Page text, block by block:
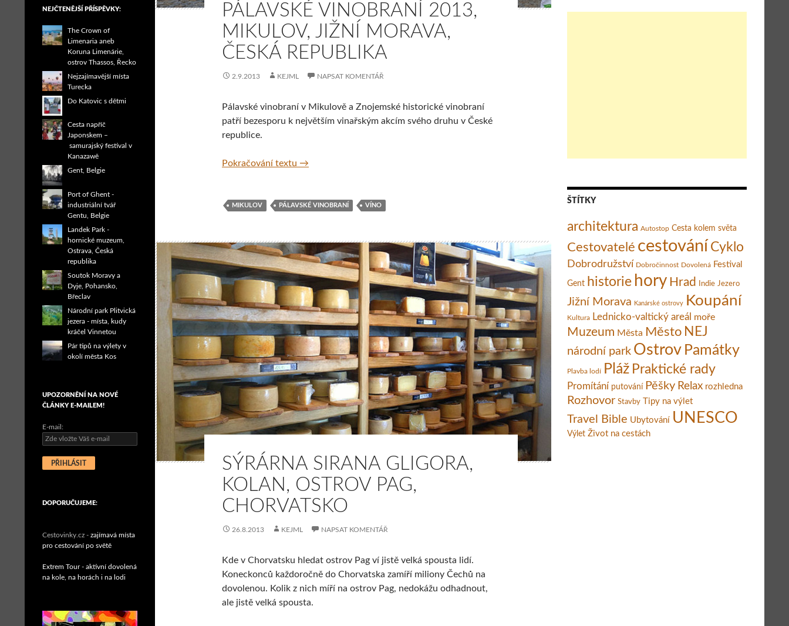
PÁLAVSKÉ VINOBRANÍ 2013,
MIKULOV, JIŽNÍ MORAVA,
ČESKÁ REPUBLIKA
2.9.2013 KEJML NAPSAT KOMENTÁŘ
Pálavské vinobraní v Mikulově a Znojemské historické vinobraní
patří bezesporu k největším vinařským akcím svého druhu v České
republice.
Pokračování textu Pálavské vinobraní 2013, Mikulov, Jižní Morava, Česká republika
→
MIKULOV PÁLAVSKÉ VINOBRANÍ VÍNO
SÝRÁRNA SIRANA GLIGORA,
KOLAN, OSTROV PAG,
CHORVATSKO
26.8.2013 KEJML NAPSAT KOMENTÁŘ
Kde v Chorvatsku hledat ostrov Pag ví jistě velká spousta lidí.
Koneckonců každoročně do Chorvatska zamíří miliony Čechů na
dovolenou. Kolik z nich míří na ostrov Pag, nedokážu odhadnout,
ale jistě velká spousta.
ŠTÍTKY
architektura Autostop Cesta kolem světa
Cestovatelé cestování Cyklo
Dobrodružství Dobročinnost Dovolená Festival
Gent historie hory Hrad Indie Jezero
Jižní Morava Kanárské ostrovy Koupání
Kultura Lednicko-valtický areál moře
Muzeum Města Město NEJ
národní park Ostrov Památky
Plavba lodí Pláž Praktické rady
Promítání putování Pěšky Relax rozhledna
Rozhovor Stavby Tipy na výlet
Travel Bible Ubytování UNESCO
Výlet Život na cestách
NEJČTENĚJŠÍ PŘÍSPĚVKY:
The Crown of
Limenaria aneb
Koruna Limenárie,
ostrov Thassos, Řecko
Nejzajímavější místa
Turecka
Do Katovic s dětmi
Cesta napříč
Japonskem –
samurajský festival v
Kanazawě
Gent, Belgie
Port of Ghent -
industriální tvář
Gentu, Belgie
Landek Park -
hornické muzeum,
Ostrava, Česká
republika
Soutok Moravy a
Dyje, Pohansko,
Břeclav
Národní park Plitvická
jezera - místa, kudy
kráčel Vinnetou
Pár tipů na výlety v
okolí města Kos
UPOZORNĚNÍ NA NOVÉ
ČLÁNKY E-MAILEM!
E-mail:
DOPORUČUJEME:
Cestovinky.cz - zajímavá místa
pro cestování po světě
Extrem Tour - aktivní dovolená
na kole, na horách i na lodi